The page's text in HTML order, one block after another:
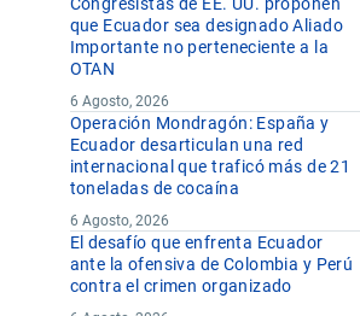
Congresistas de EE. UU. proponen
que Ecuador sea designado Aliado
Importante no perteneciente a la
OTAN
6 Agosto, 2026
Operación Mondragón: España y
Ecuador desarticulan una red
internacional que traficó más de 21
toneladas de cocaína
6 Agosto, 2026
El desafío que enfrenta Ecuador
ante la ofensiva de Colombia y Perú
contra el crimen organizado